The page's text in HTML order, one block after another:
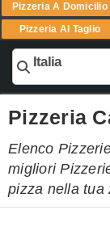
Pizzeria A Domicilio
Pizzeria Al Taglio
Italia
Pizzeria
Elenco
migliori
pizza nella tua